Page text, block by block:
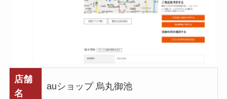
店舗
名
auショップ 烏丸御池